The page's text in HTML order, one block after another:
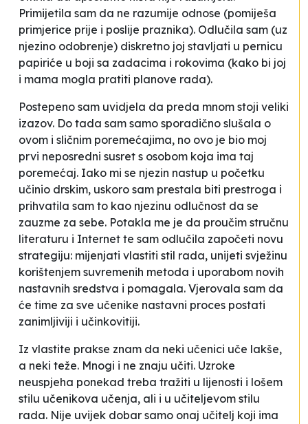
Primijetila sam da ne razumije odnose (pomiješa
primjerice prije i poslije praznika). Odlučila sam (uz
njezino odobrenje) diskretno joj stavljati u pernicu
papiriće u boji sa zadacima i rokovima (kako bi joj
i mama mogla pratiti planove rada).
Postepeno sam uvidjela da preda mnom stoji veliki
izazov. Do tada sam samo sporadično slušala o
ovom i sličnim poremećajima, no ovo je bio moj
prvi neposredni susret s osobom koja ima taj
poremećaj. Iako mi se njezin nastup u početku
učinio drskim, uskoro sam prestala biti prestroga i
prihvatila sam to kao njezinu odlučnost da se
zauzme za sebe. Potakla me je da proučim stručnu
literaturu i Internet te sam odlučila započeti novu
strategiju: mijenjati vlastiti stil rada, unijeti svježinu
korištenjem suvremenih metoda i uporabom novih
nastavnih sredstva i pomagala. Vjerovala sam da
će time za sve učenike nastavni proces postati
zanimljiviji i učinkovitiji.
Iz vlastite prakse znam da neki učenici uče lakše,
a neki teže. Mnogi i ne znaju učiti. Uzroke
neuspjeha ponekad treba tražiti u lijenosti i lošem
stilu učenikova učenja, ali i u učiteljevom stilu
rada. Nije uvijek dobar samo onaj učitelj koji ima